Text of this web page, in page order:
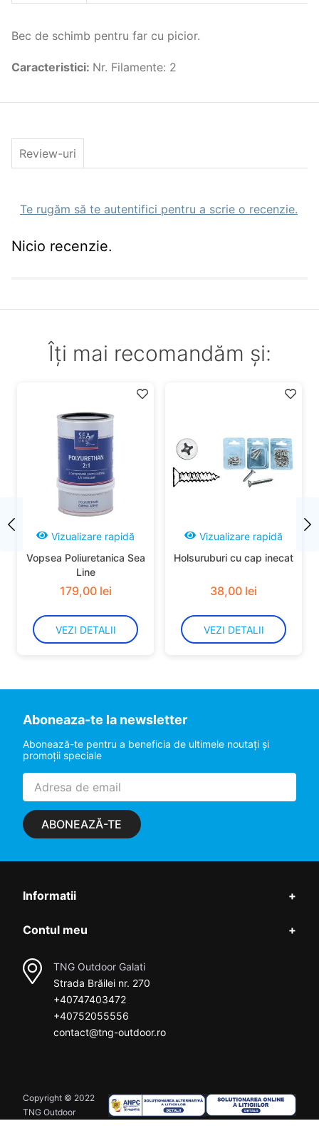
Bec de schimb pentru far cu picior.
Caracteristici: Nr. Filamente: 2
Review-uri
Te rugăm să te autentifici pentru a scrie o recenzie.
Nicio recenzie.
Îți mai recomandăm și:
Vizualizare rapidă
Vopsea Poliuretanica Sea
Line
179,00 lei
VEZI DETALII
Vizualizare rapidă
Holsuruburi cu cap inecat
38,00 lei
VEZI DETALII
Aboneaza-te la newsletter
Abonează-te pentru a beneficia de ultimele noutaţi şi
promoţii speciale
ABONEAZĂ-TE
Informatii +
Contul meu +
TNG Outdoor Galati
Strada Brăilei nr. 270
+40747403472
+40752055556
contact@tng-outdoor.ro
Copyright © 2022
TNG Outdoor